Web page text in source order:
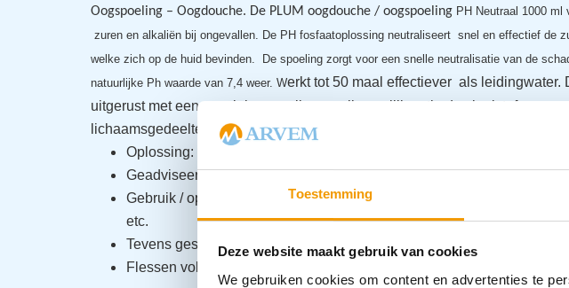
Toestemming
Deze website maakt gebruik van cookies
We gebruiken cookies om content en advertenties te
Oogspoeling – Oogdouche. De PLUM oogdouche / oogspoeling PH Neutraal 1000 ml
zuren en alkaliën bij ongevallen. De PH fosfaatoplossing neutraliseert snel en effectief de
welke zich op de huid bevinden.
De spoeling zorgt voor een snelle neutralisatie van de
natuurlijke Ph waarde van 7,4 weer. Werkt tot 50 maal effectiever als leidingwater.
uitgerust met een speciale sproeikop, welke gelijkmatig de vloeistof over
lichaamsgedeelte verdeeld. .
Oplossing: fosfaatoplossing 4,9%;
Geadviseerde spoeltijd ca. 2 minuten
Gebruik / opbergplaats: Werktafel, gereedschapskist, vrachtwagen of
etc.
Tevens geschikt als navulling van een oogspoel station
Flessen voldoen aan DIN12930 normering